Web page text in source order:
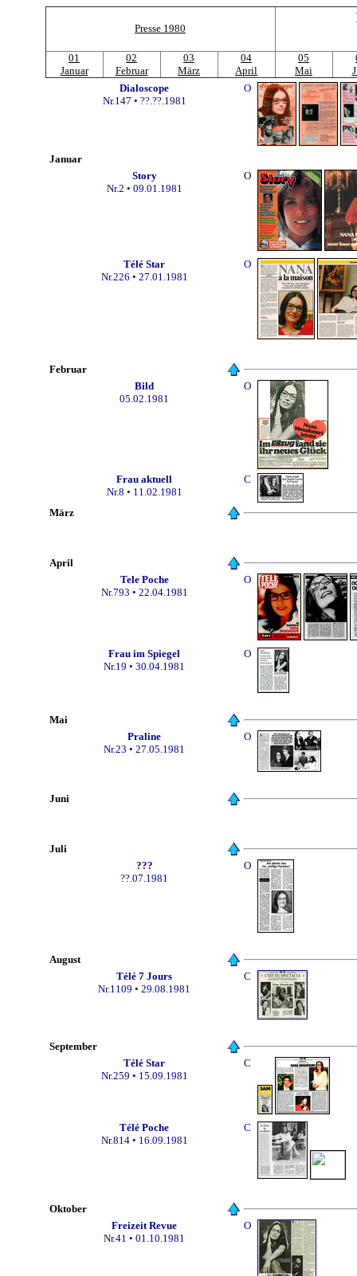
Presse 1980
01
Januar
02
Februar
03
März
04
April
05
Mai
Dialoscope
Nr.147 • ??.??.1981
O
Januar
Story
Nr.2 • 09.01.1981
O
Télé Star
Nr.226 • 27.01.1981
O
Februar
Bild
05.02.1981
O
Frau aktuell
Nr.8 • 11.02.1981
C
März
April
Tele Poche
Nr.793 • 22.04.1981
O
Frau im Spiegel
Nr.19 • 30.04.1981
O
Mai
Praline
Nr.23 • 27.05.1981
O
Juni
Juli
???
??.07.1981
O
August
Télé 7 Jours
Nr.1109 • 29.08.1981
C
September
Télé Star
Nr.259 • 15.09.1981
C
Télé Poche
Nr.814 • 16.09.1981
C
Oktober
Freizeit Revue
Nr.41 • 01.10.1981
O